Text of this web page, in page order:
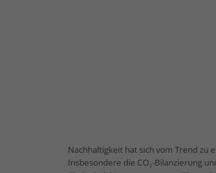
Nachhaltigkeit hat sich vom Trend
Insbesondere die CO₂-Bilanzierung